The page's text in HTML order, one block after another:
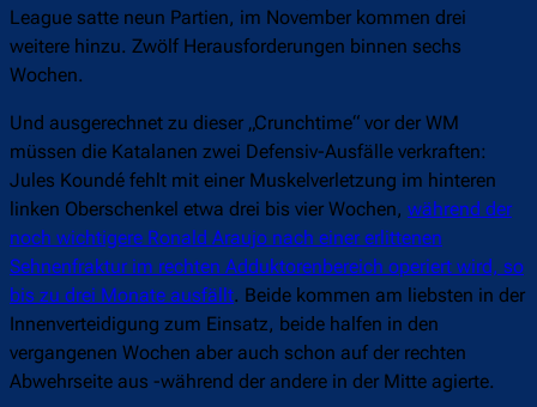
League satte neun Partien, im November kommen drei
weitere hinzu. Zwölf Herausforderungen binnen sechs
Wochen.
Und ausgerechnet zu dieser „Crunchtime“ vor der WM
müssen die Katalanen zwei Defensiv-Ausfälle verkraften:
Jules Koundé fehlt mit einer Muskelverletzung im hinteren
linken Oberschenkel etwa drei bis vier Wochen, während der
noch wichtigere Ronald Araujo nach einer erlittenen
Sehnenfraktur im rechten Adduktorenbereich operiert wird, so
bis zu drei Monate ausfällt. Beide kommen am liebsten in der
Innenverteidigung zum Einsatz, beide halfen in den
vergangenen Wochen aber auch schon auf der rechten
Abwehrseite aus -während der andere in der Mitte agierte.